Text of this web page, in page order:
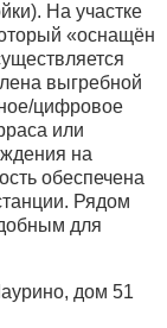
На участке
«оснащён
выгребной
цифровое
или
на
обеспечена
Рядом
для
дом 51